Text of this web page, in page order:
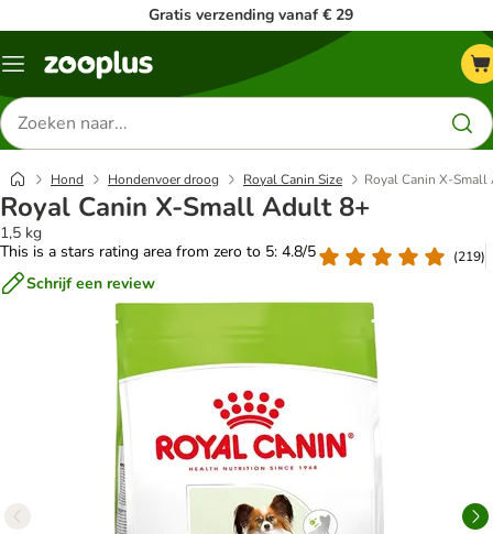
Gratis verzending vanaf € 29
Menu
Zoeken
naar
producten
Hond Hondenvoer droog Royal Canin Size Royal Canin X-
Royal Canin X-Small Adult 8+
1,5 kg
This is a stars rating area from zero to 5: 4.8/5
(219)
Schrijf een review